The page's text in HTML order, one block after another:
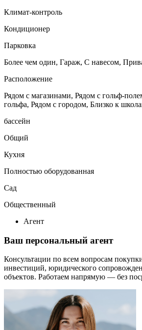
Климат-контроль
Кондиционер
Парковка
Более чем один, Гараж, С навесом,
Расположение
Рядом с магазинами, Рядом с гольф-
гольфа, Рядом с городом, Близко к
бассейн
Общий
Кухня
Полностью оборудованная
Сад
Общественный
Агент
Ваш персональный агент
Консультации по всем вопросам
инвестиций, юридического
объектов. Работаем напрямую — без